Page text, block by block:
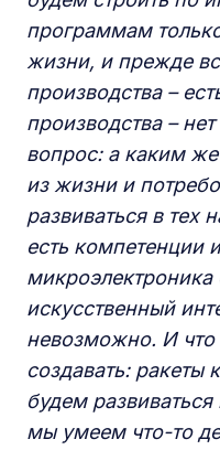
программам
жизни, и прежде
производства –
производства –
вопрос: а каким
из жизни и
развиваться в тех
есть компетенции
микроэлектроника
искусственный
невозможно. И
создавать: ракеты
будем
мы умеем что-то